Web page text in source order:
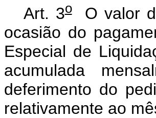
Art. 3oO valor
ocasião do
Especial de
acumulada
deferimento do
relativamente ao